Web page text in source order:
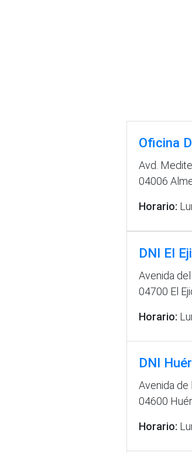
Oficina
Avd.
04006
Horario:
DNI El
Avenida
04700 El
Horario:
DNI
Avenida de
04600
Horario: